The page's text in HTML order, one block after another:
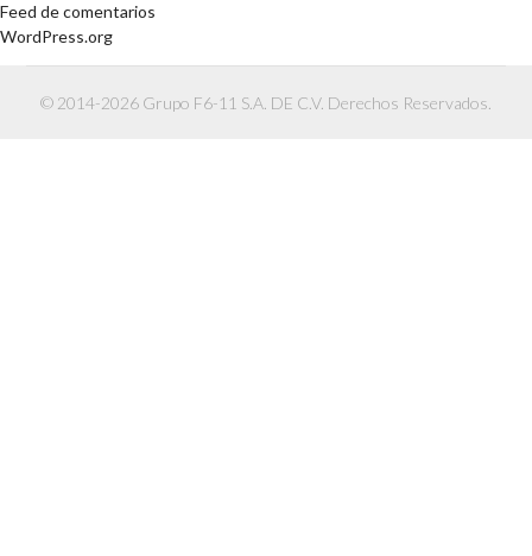
Feed de comentarios
WordPress.org
© 2014-2026 Grupo F6-11 S.A. DE C.V. Derechos Reservados.